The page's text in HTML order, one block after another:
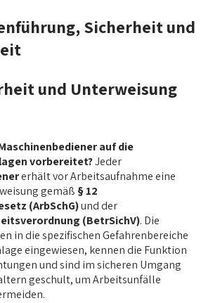
Sicherheit und
und Unterweisung
auf die
vorbereitet?Jeder
erhält vor Arbeitsaufnahme eine
gemäß § 12
(ArbSchG)und der
(BetrSichV). Die
in die spezifischen Gefahrenbereiche
eingewiesen, kennen die Funktion
und sind im sicheren Umgang
geschult, um Arbeitsunfälle